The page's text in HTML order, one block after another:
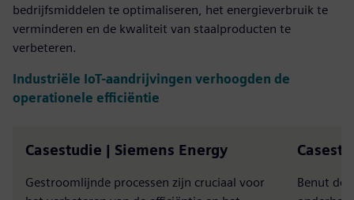
bedrijfsmiddelen te optimaliseren, het energieverbruik te
verminderen en de kwaliteit van staalproducten te
verbeteren.
Industriële IoT-aandrijvingen verhoogden de
operationele efficiëntie
Casestudie | Siemens Energy
Gestroomlijnde processen zijn cruciaal voor
Benut de